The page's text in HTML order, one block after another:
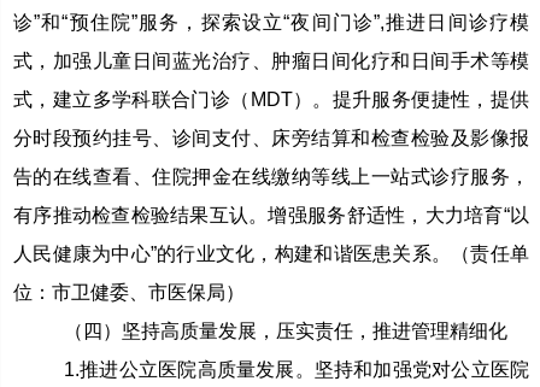
诊”和“预住院”服务，探索设立“夜间门诊”,推进日间诊疗模
式，加强儿童日间蓝光治疗、肿瘤日间化疗和日间手术等模
式，建立多学科联合门诊（MDT）。提升服务便捷性，提供
分时段预约挂号、诊间支付、床旁结算和检查检验及影像报
告的在线查看、住院押金在线缴纳等线上一站式诊疗服务，
有序推动检查检验结果互认。增强服务舒适性，大力培育“以
人民健康为中心”的行业文化，构建和谐医患关系。（责任单
位：市卫健委、市医保局）
（四）坚持高质量发展，压实责任，推进管理精细化
1.推进公立医院高质量发展。坚持和加强党对公立医院